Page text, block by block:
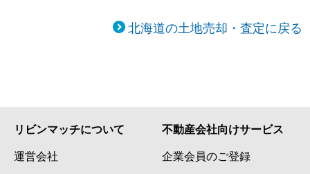
北海道の土地売却・査定に戻る
リビンマッチについて
運営会社
不動産会社向けサービス
企業会員のご登録